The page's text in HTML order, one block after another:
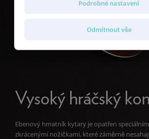
Vysoký hráčský
Ebenový hmatník kytary je opatřen
zkrácenými nožičkami, které záměrně
Podrobné nastavení
Odmítnout vše